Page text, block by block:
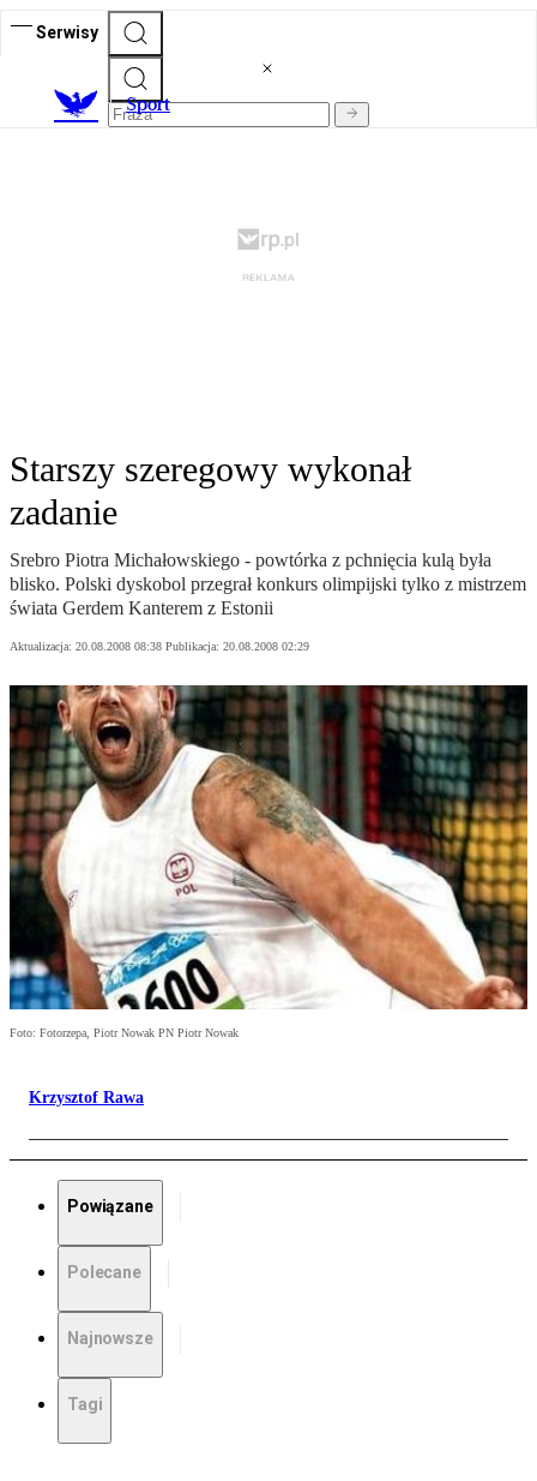
Serwisy
Sport
Starszy szeregowy wykonał
zadanie
Srebro Piotra Michałowskiego - powtórka z pchnięcia kulą była
blisko. Polski dyskobol przegrał konkurs olimpijski tylko z mistrzem
świata Gerdem Kanterem z Estonii
Aktualizacja: 20.08.2008 08:38 Publikacja: 20.08.2008 02:29
Foto: Fotorzepa, Piotr Nowak PN Piotr Nowak
Krzysztof Rawa
Powiązane
Polecane
Najnowsze
Tagi